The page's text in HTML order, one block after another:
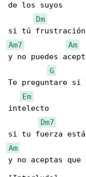
de los suyos
Dm
Am7
Am
y no puedes
G
Te preguntare
Em
intelecto
Dm7
Am
y no aceptas